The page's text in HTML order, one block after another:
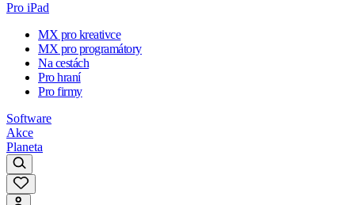
Pro iPad
MX pro kreativce
MX pro programátory
Na cestách
Pro hraní
Pro firmy
Software
Akce
Planeta